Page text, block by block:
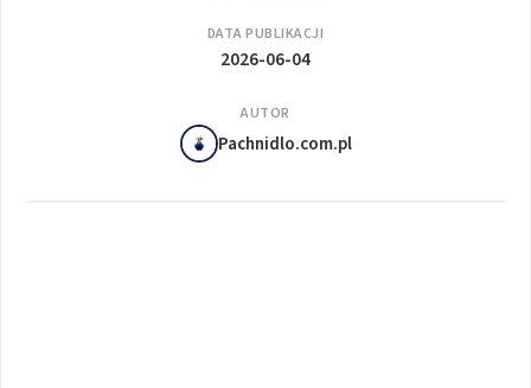
DATA PUBLIKACJI
2026-06-04
AUTOR
Pachnidlo.com.pl